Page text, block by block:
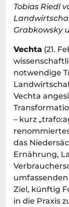
Tobias Riedl
Grabkowsky
Vechta (21.
notwendige
Vechta
– kurz
das
Ernährung,
Ziel, künftig
in die Praxis